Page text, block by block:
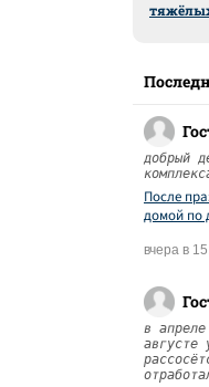
добрый
После
домой по
вчера в
в
августе